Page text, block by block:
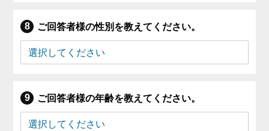
ご回答者様の性別を教えてください。
ご回答者様の年齢を教えてください。